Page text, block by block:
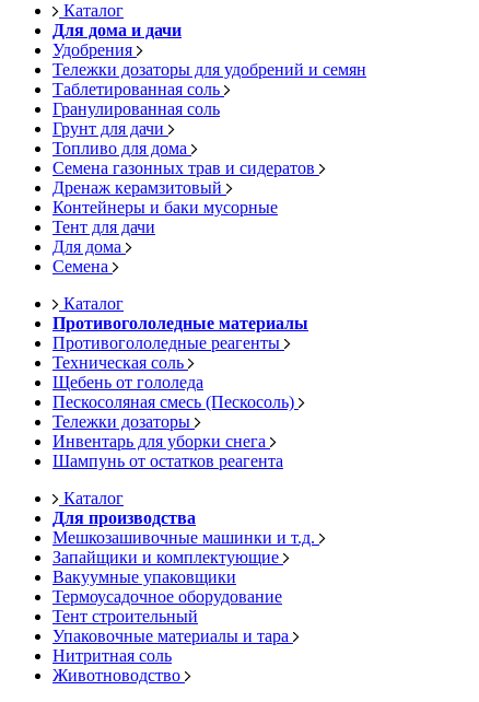
Каталог
Для дома и дачи
Удобрения
Тележки дозаторы для удобрений и семян
Таблетированная соль
Гранулированная соль
Грунт для дачи
Топливо для дома
Семена газонных трав и сидератов
Дренаж керамзитовый
Контейнеры и баки мусорные
Тент для дачи
Для дома
Семена
Каталог
Противогололедные материалы
Противогололедные реагенты
Техническая соль
Щебень от гололеда
Пескосоляная смесь (Пескосоль)
Тележки дозаторы
Инвентарь для уборки снега
Шампунь от остатков реагента
Каталог
Для производства
Мешкозашивочные машинки и т.д.
Запайщики и комплектующие
Вакуумные упаковщики
Термоусадочное оборудование
Тент строительный
Упаковочные материалы и тара
Нитритная соль
Животноводство